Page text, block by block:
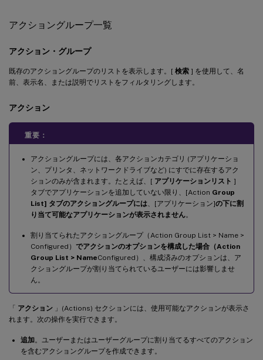
アクショングループ一覧
アクション・グループ
既存のアクショングループのリストを表示します。[ 検索 ] を使用して、名
前、表示名、または説明でリストをフィルタリングします。
アクション
重要：
アクショングループには、各アクションカテゴリ (アプリケーショ
ン、プリンタ、ネットワークドライブなど) にすでに存在するアク
ションのみが含まれます。たとえば、[ アプリケーションリスト ]
タブでアプリケーションを追加していない限り、[Action Group
List] タブのアクショングループには 、[アプリケーション]の下に割
り当て可能なアプリケーションが表示されません。
割り当てられたアクショングループ（Action Group List > Name >
Configured） でアクションのオプションを構成した場合（Action
Group List > NameConfigured）、構成済みのオプションは、ア
クショングループが割り当てられているユーザーには影響しませ
ん。
「 アクション 」(Actions) セクションには、使用可能なアクションが表示さ
れます。次の操作を実行できます。
追加。ユーザーまたはユーザーグループに割り当てるすべてのアクション
を含むアクショングループを作成できます。